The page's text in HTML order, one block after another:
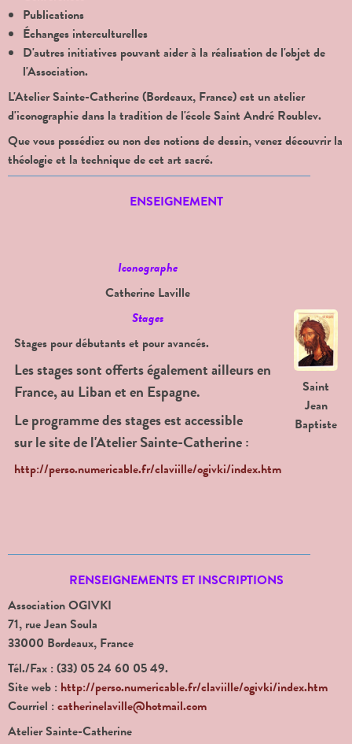
Publications
Échanges interculturelles
D'autres initiatives pouvant aider à la réalisation de l'objet de
l'Association.
L'Atelier Sainte-Catherine (Bordeaux, France) est un atelier
d'iconographie dans la tradition de l'école Saint André Roublev.
Que vous possédiez ou non des notions de dessin, venez découvrir la
théologie et la technique de cet art sacré.
ENSEIGNEMENT
Iconographe
Catherine Laville
Stages
Stages pour débutantset pour avancés.
Les stages sont offerts également ailleurs en
France, au Liban et en Espagne.
Le programme des stages est accessible
sur le site de l'Atelier Sainte-Catherine :
http://perso.numericable.fr/claviille/ogivki/index.htm
Saint
Jean
Baptiste
RENSEIGNEMENTS ET INSCRIPTIONS
Association OGIVKI
71, rue Jean Soula
33000 Bordeaux, France
Tél./Fax : (33) 05 24 60 05 49.
Site web : http://perso.numericable.fr/claviille/ogivki/index.htm
Courriel : catherinelaville@hotmail.com
Atelier Sainte-Catherine